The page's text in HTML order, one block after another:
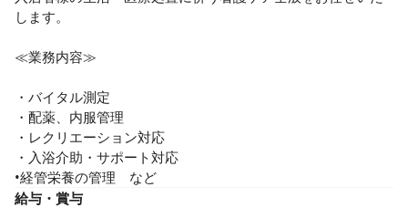
します。
≪業務内容≫
・バイタル測定
・配薬、内服管理
・レクリエーション対応
・入浴介助・サポート対応
•経管栄養の管理　など
給与・賞与